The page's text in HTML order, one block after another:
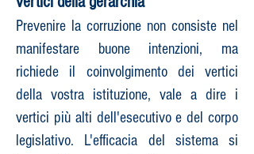
Prevenire la corruzione non consiste nel
manifestare buone intenzioni, ma
richiede il coinvolgimento dei vertici
della vostra istituzione, vale a dire i
vertici più alti dell'esecutivo e del corpo
legislativo. L'efficacia del sistema si